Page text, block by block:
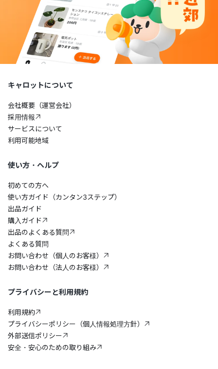
キャロットについて
会社概要（運営会社）
採用情報
サービスについて
利用可能地域
使い方・ヘルプ
初めての方へ
使い方ガイド（カンタン3ステップ）
出品ガイド
購入ガイド
出品のよくある質問
よくある質問
お問い合わせ（個人のお客様）
お問い合わせ（法人のお客様）
プライバシーと利用規約
利用規約
プライバシーポリシー（個人情報処理方針）
外部送信ポリシー
安全・安心のための取り組み